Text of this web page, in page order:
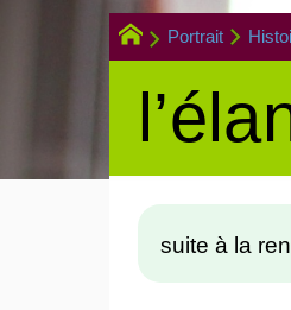
Portrait
suite à la